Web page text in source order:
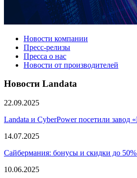
Новости компании
Пресс-релизы
Пресса о нас
Новости от производителей
Новости Landata
22.09.2025
Landata и CyberPower посетили завод
14.07.2025
Сайбермания: бонусы и скидки до
10.06.2025